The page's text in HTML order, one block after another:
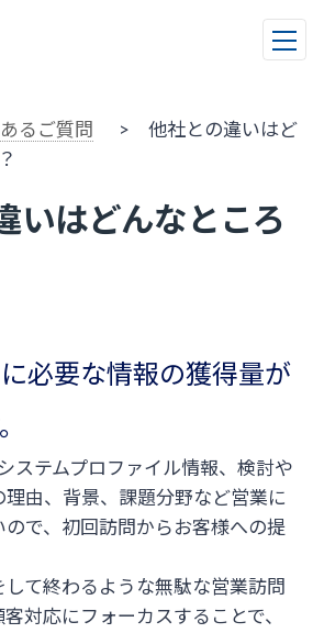
るご質問 > 他社との違いはど
いはどんなところ
必要な情報の獲得量が
ステムプロファイル情報、検討や
由、背景、課題分野など営業に
で、初回訪問からお客様への提
て終わるような無駄な営業訪問
対応にフォーカスすることで、